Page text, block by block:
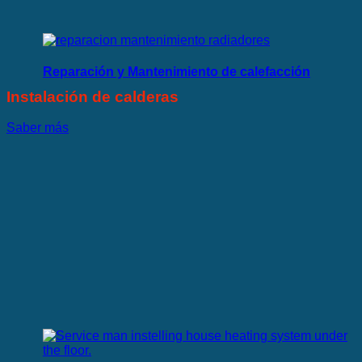
Reparación y Mantenimiento de calefacción
Instalación de calderas
Saber más